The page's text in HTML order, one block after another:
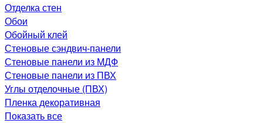
Отделка стен
Обои
Обойный клей
Стеновые сэндвич-панели
Стеновые панели из МДФ
Стеновые панели из ПВХ
Углы отделочные (ПВХ)
Пленка декоративная
Показать все